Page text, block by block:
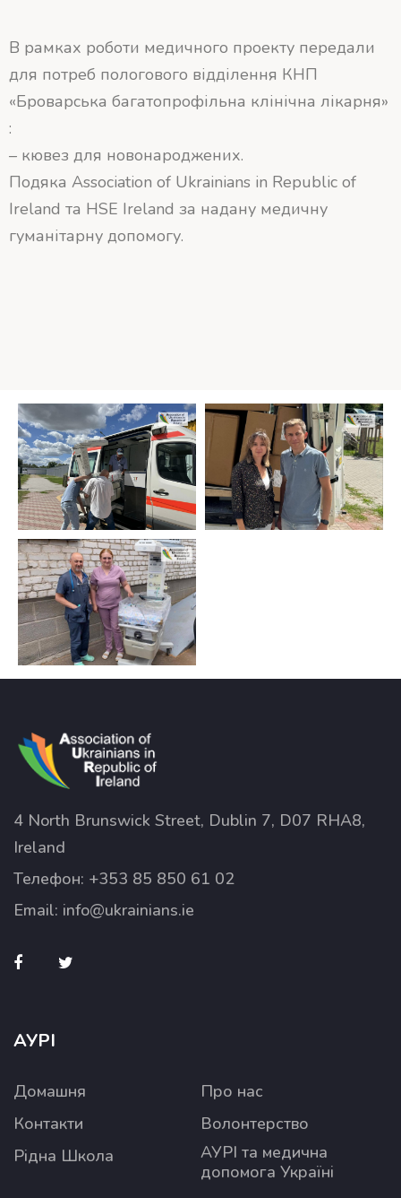
В рамках роботи медичного проекту передали
для потреб пологового відділення КНП
«Броварська багатопрофільна клінічна лікарня»
:
– кювез для новонароджених.
Подяка Association of Ukrainians in Republic of
Ireland та HSE Ireland за надану медичну
гуманітарну допомогу.
4 North Brunswick Street, Dublin 7, D07 RHA8,
Ireland
Телефон: +353 85 850 61 02
Email: info@ukrainians.ie
АУРІ
Домашня
Про нас
Контакти
Волонтерство
Рідна Школа
АУРІ та медична
допомога Україні